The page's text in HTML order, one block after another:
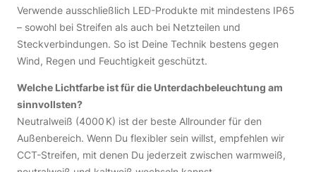
Verwende ausschließlich LED-Produkte mit mindestens IP65
– sowohl bei Streifen als auch bei Netzteilen und
Steckverbindungen. So ist Deine Technik bestens gegen
Wind, Regen und Feuchtigkeit geschützt.
Welche Lichtfarbe ist für die Unterdachbeleuchtung am
sinnvollsten?
Neutralweiß (4000 K) ist der beste Allrounder für den
Außenbereich. Wenn Du flexibler sein willst, empfehlen wir
CCT-Streifen, mit denen Du jederzeit zwischen warmweiß,